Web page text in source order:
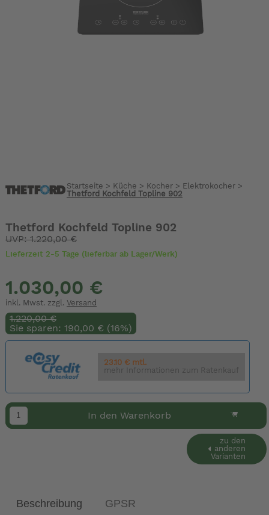
Startseite > Küche > Kocher> Elektrokocher>
Thetford Kochfeld Topline 902
Thetford Kochfeld Topline 902
UVP: 1.220,00 €
Lieferzeit 2-5 Tage (lieferbar ab Lager/Werk)
1.030,00 €
inkl. Mwst. zzgl. Versand
1.220,00 €
Sie sparen: 190,00 € (16%)
23.10 € mtl.
mehr Informationen zum Ratenkauf
In den Warenkorb
zu den
anderen
Varianten
Beschreibung GPSR